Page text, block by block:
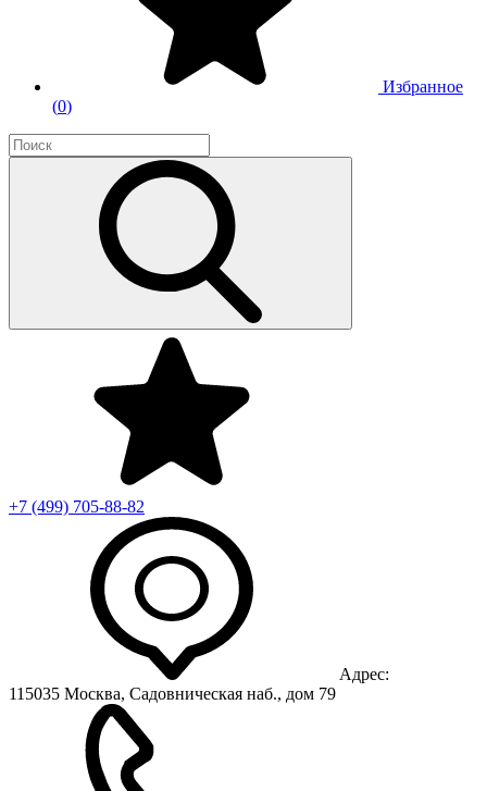
Избранное
(0)
+7 (499) 705-88-82
Адрес:
115035 Москва, Садовническая наб., дом 79